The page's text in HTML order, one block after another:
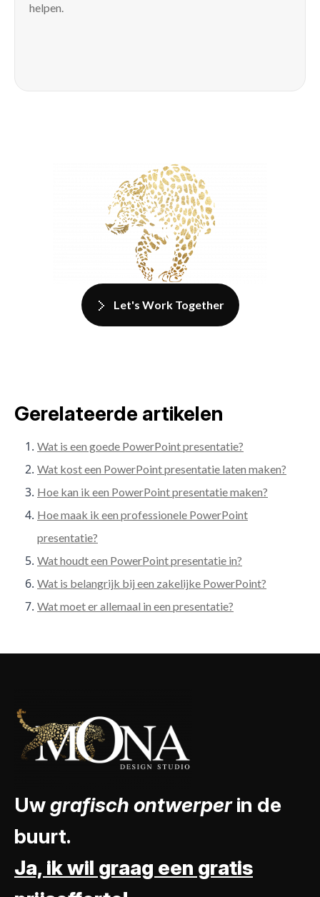
helpen.
Let's Work Together
Gerelateerde artikelen
Wat is een goede PowerPoint presentatie?
Wat kost een PowerPoint presentatie laten maken?
Hoe kan ik een PowerPoint presentatie maken?
Hoe maak ik een professionele PowerPoint
presentatie?
Wat houdt een PowerPoint presentatie in?
Wat is belangrijk bij een zakelijke PowerPoint?
Wat moet er allemaal in een presentatie?
Uwgrafisch ontwerperin de
buurt.
Ja, ik wil graag een gratis